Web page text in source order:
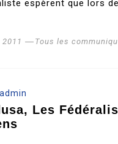
espèrent que lors
Tous les
admin
Les